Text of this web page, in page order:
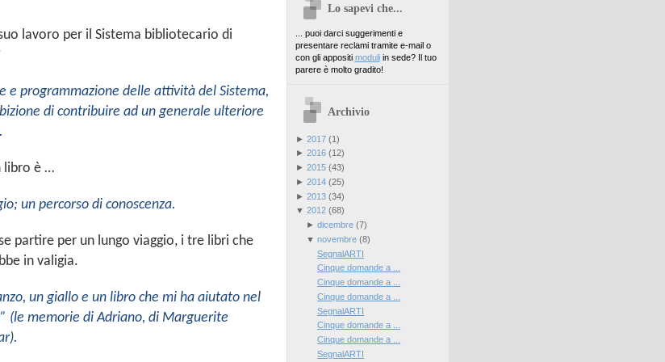
lavoro per il Sistema bibliotecario di
e programmazione delle attività del Sistema,
di contribuire ad un generale ulteriore
libro è …
un percorso di conoscenza.
partire per un lungo viaggio, i tre libri che
in valigia.
un giallo e un libro che mi ha aiutato nel
(le memorie di Adriano, di Marguerite
Lo sapevi che...
... puoi darci suggerimenti e
presentare reclami tramite e-mail o
con gli appositi moduliin sede? Il tuo
parere è molto gradito!
Archivio
► 2017(1)
► 2016(12)
► 2015(43)
► 2014(25)
► 2013(34)
▼ 2012(68)
► dicembre(7)
▼ novembre(8)
SegnalARTI
Cinque domande a ...
Cinque domande a ...
Cinque domande a ...
SegnalARTI
Cinque domande a ...
Cinque domande a ...
SegnalARTI